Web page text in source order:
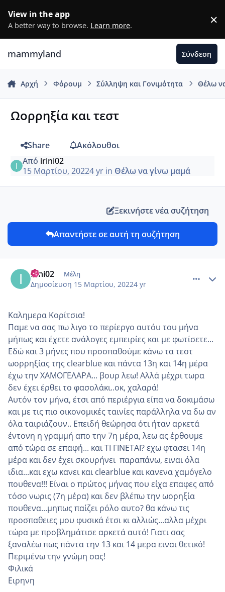
View in the app
A better way to browse. Learn more. ×
mammyland Σύνδεση
Αρχή Φόρουμ Σύλληψη και Γονιμότητα Θέλω
Ωορρηξία και τεστ
Share
Ακόλουθοι
Από irini02
15 Μαρτίου, 20224 yrin Θέλω να γίνω μαμά
Ξεκινήστε νέα συζήτηση
Απαντήστε σε αυτή τη συζήτηση
irini02 Μέλη
Δημοσίευση 15 Μαρτίου, 20224 yr
Καλημερα Κορίτσια!
Παμε να σας πω λιγο το περίεργο αυτόυ του μήνα
μήπως και έχετε ανάλογες εμπειρίες και με φωτίσετε...
Εδώ και 3 μήνες που προσπαθούμε κάνω τα τεστ
ωορρηξίας της clearblue και πάντα 13η και 14η μέρα
έχω την ΧΑΜΟΓΕΛΑΡΑ... βουρ λεω! Αλλά μέχρι τωρα
δεν έχει έρθει το φασολάκι..οκ, χαλαρά!
Αυτόν τον μήνα, έτσι από περιέργια είπα να δοκιμάσω
και με τις πιο οικονομικές ταινίες παράλληλα να δω αν
όλα ταιριάζουν.. Eπειδή θεώρησα ότι ήταν αρκετά
έντονη η γραμμή απο την 7η μέρα, λεω ας έρθουμε
από τώρα σε επαφή... και ΤΙ ΓΙΝΕΤΑΙ? εχω φτασει 14η
μέρα και δεν έχει σκουρήνει παραπάνω, ειναι όλα
ιδια...και εχω κανει και clearblue και κανενα χαμόγελο
πουθενα!!! Είναι ο πρώτος μήνας που είχα επαφες από
τόσο νωρις (7η μέρα) και δεν βλέπω την ωορηξία
πουθενα...μηπως παίζει ρόλο αυτο? θα κάνω τις
προσπαθειες μου φυσικά έτσι κι αλλιώς...αλλα μέχρι
τώρα με προβλημάτισε αρκετά αυτό! Γιατι σας
ξαναλέω πως πάντα την 13 και 14 μερα ειναι θετικό!
Περιμένω την γνώμη σας!
Φιλικά
Ειρηνη